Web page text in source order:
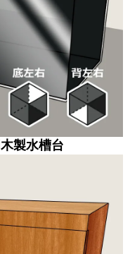
木製水槽台